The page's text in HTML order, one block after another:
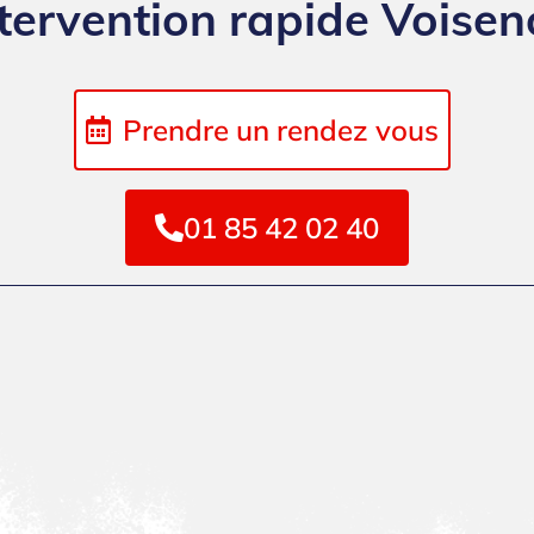
rapide
Prendre un rendez vous
01 85 42 02 40